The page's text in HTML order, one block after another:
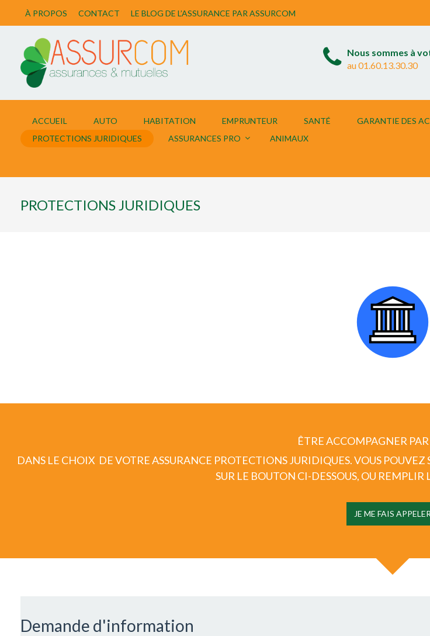
À PROPOS CONTACT LE BLOG DE L’ASSURANCE PAR ASSURCOM
Nous sommes à
au 01.60.13.30.30
ACCUEIL AUTO HABITATION EMPRUNTEUR SANTÉ GARANTIE DES
PROTECTIONS JURIDIQUES
ASSURANCES PRO ANIMAUX
PROTECTIONS JURIDIQUES
ÊTRE ACCOMPAGNER
DANS LE CHOIX DE VOTRE ASSURANCE PROTECTIONS JURIDIQUES.VOUS
SUR LE BOUTON CI-DESSOUS, OU
JE ME FAIS APPELER
Demande d'information